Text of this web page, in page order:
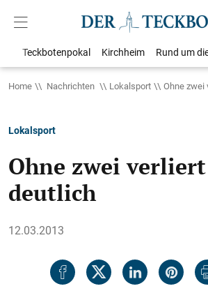
Teckbotenpokal Kirchheim Rund um
Home Nachrichten Lokalsport Ohne zwei
Lokalsport
Ohne zwei
deutlich
12.03.2013